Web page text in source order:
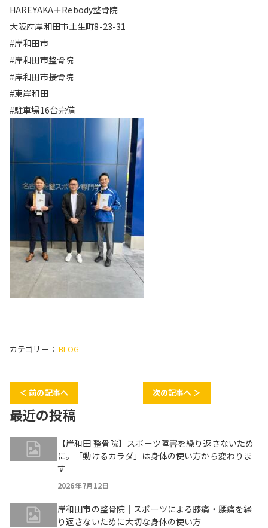
HAREYAKA＋Rebody整骨院
大阪府岸和田市土生町8-23-31
#岸和田市
#岸和田市整骨院
#岸和田市接骨院
#東岸和田
#駐車場16台完備
カテゴリー： BLOG
＜ 前の記事へ 次の記事へ ＞
最近の投稿
【岸和田 整骨院】スポーツ障害を繰り返さないため
に。「動けるカラダ」は身体の使い方から変わりま
す
2026年7月12日
岸和田市の整骨院｜スポーツによる膝痛・腰痛を繰
り返さないために大切な身体の使い方